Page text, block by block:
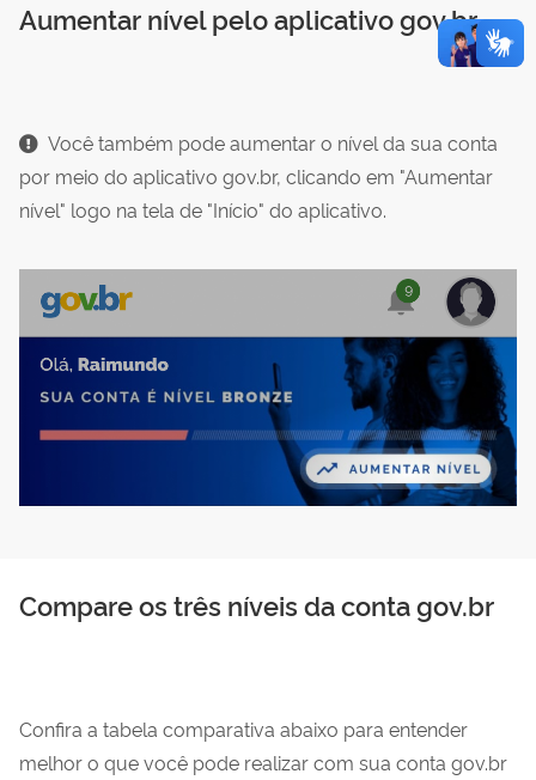
Aumentar nível pelo aplicativo gov.br
Você também pode aumentar o nível da sua conta
por meio do aplicativo gov.br, clicando em "Aumentar
nível" logo na tela de "Início" do aplicativo.
Compare os três níveis da conta gov.br
Confira a tabela comparativa abaixo para entender
melhor o que você pode realizar com sua conta gov.br